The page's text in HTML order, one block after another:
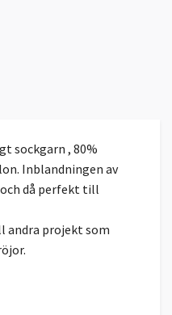
sockgarn , 80%
Inblandningen av
då perfekt till
andra projekt som